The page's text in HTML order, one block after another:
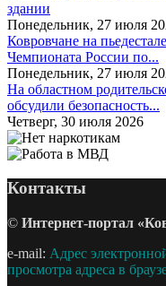
здании
Понедельник, 27 июля
Ковровчане на
Чемпионата России по...
Понедельник, 27 июля
На областном
обсудили безопасность...
Четверг, 30 июля 2026
Контакты
© Интернет-портал
e-mail: Адрес
просмотра адреса в